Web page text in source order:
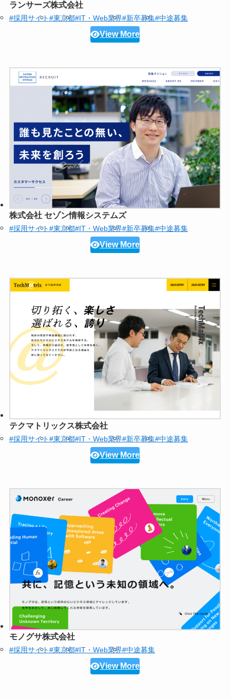
ランサーズ株式会社
#採用サイト#東京都#IT・Web業界#新卒募集#中途募集
View More
株式会社 セゾン情報システムズ
#採用サイト#東京都#IT・Web業界#新卒募集#中途募集
View More
テクマトリックス株式会社
#採用サイト#東京都#IT・Web業界#新卒募集#中途募集
View More
モノグサ株式会社
#採用サイト#東京都#IT・Web業界#中途募集
View More